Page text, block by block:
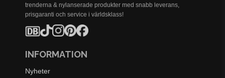
trenderna & nylanserade produkter med snabb leverans,
prisgaranti och service i världsklass!
INFORMATION
Nyheter